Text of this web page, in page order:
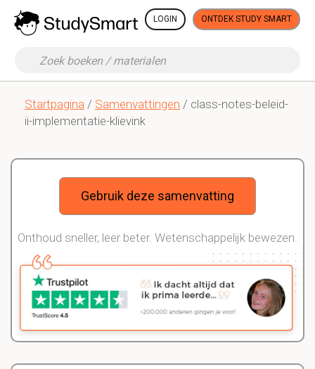
LOGIN ONTDEK STUDY SMART
Startpagina / Samenvattingen / class-notes-beleid-
ii-implementatie-klievink
Gebruik deze samenvatting
Onthoud sneller, leer beter. Wetenschappelijk bewezen.